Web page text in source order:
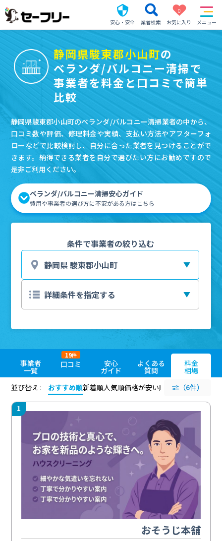
安心・安全 業者検索
0
お気に入り
メニュー
静岡県駿東郡小山町の
ベランダ/バルコニー清掃で
事業者を料金と口コミで簡単
比較
静岡県駿東郡小山町のベランダ/バルコニー清掃業者の中から、
口コミ数や評価、修理料金や実績、支払い方法やアフターフォ
ローなどで比較検討し、自分に合った業者を見つけることがで
きます。納得できる業者を自分で選びたい方にお勧めですので
是非ご利用ください。
ベランダ/バルコニー清掃安心ガイド
費用や事業者の選び方に不安がある方はこちら
条件で事業者の絞り込む
事業者
一覧
口コミ
19件
安心
ガイド
よくある
質問
料金
相場
並び替え :
おすすめ順新着順人気順価格が安い順 評価が高い順
（6件）
1
おそうじ本舗